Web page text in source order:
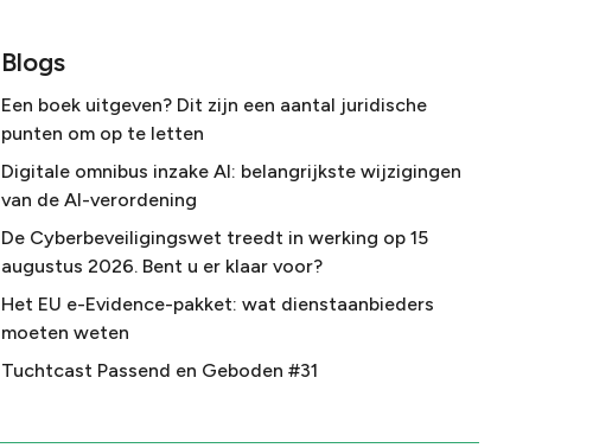
Blogs
Een boek uitgeven? Dit zijn een aantal juridische
punten om op te letten
Digitale omnibus inzake AI: belangrijkste wijzigingen
van de AI-verordening
De Cyberbeveiligingswet treedt in werking op 15
augustus 2026. Bent u er klaar voor?
Het EU e-Evidence-pakket: wat dienstaanbieders
moeten weten
Tuchtcast Passend en Geboden #31